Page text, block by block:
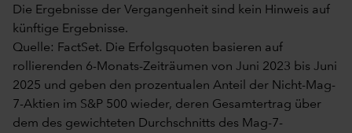
Die Ergebnisse der Vergangenheit sind kein Hinweis auf
künftige Ergebnisse.
Quelle: FactSet. Die Erfolgsquoten basieren auf
rollierenden 6-Monats-Zeiträumen von Juni 2023 bis Juni
2025 und geben den prozentualen Anteil der Nicht-Mag-
7-Aktien im S&P 500 wieder, deren Gesamtertrag über
dem des gewichteten Durchschnitts des Mag-7-